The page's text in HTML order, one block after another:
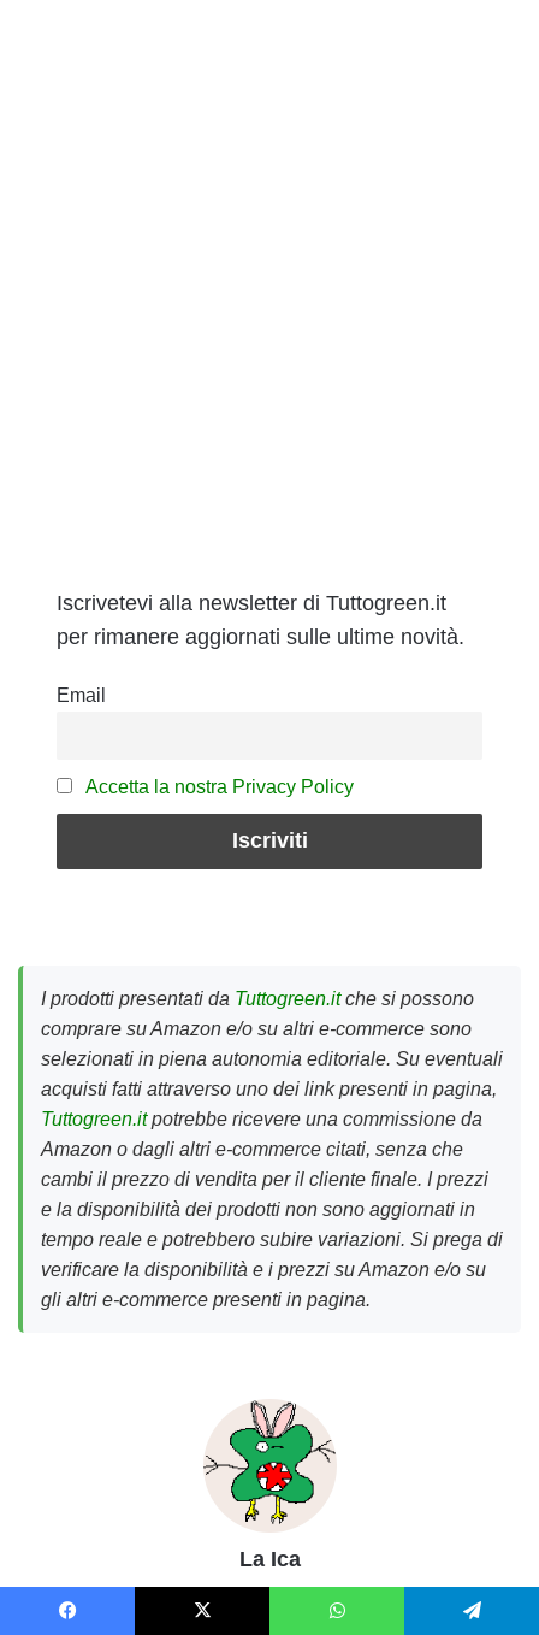
Iscrivetevi alla newsletter di Tuttogreen.it
per rimanere aggiornati sulle ultime novità.
Email
Accetta la nostra Privacy Policy
I prodotti presentati da Tuttogreen.itche si possono
comprare su Amazon e/o su altri e-commerce sono
selezionati in piena autonomia editoriale. Su eventuali
acquisti fatti attraverso uno dei link presenti in pagina,
Tuttogreen.itpotrebbe ricevere una commissione da
Amazon o dagli altri e-commerce citati, senza che
cambi il prezzo di vendita per il cliente finale. I prezzi
e la disponibilità dei prodotti non sono aggiornati in
tempo reale e potrebbero subire variazioni. Si prega di
verificare la disponibilità e i prezzi su Amazon e/o su
gli altri e-commerce presenti in pagina.
La Ica
lifestyle, moda e tecnologia. Districatrice di parole verdi per TuttoGreen